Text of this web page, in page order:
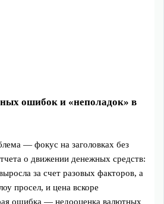
ошибок и «неполадок» в
— фокус на заголовках без
о движении денежных средств:
за счет разовых факторов, а
просел, и цена вскоре
ошибка — недооценка валютных